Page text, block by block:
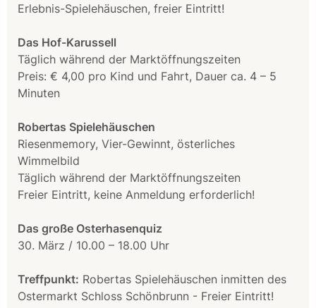
Erlebnis-Spielehäuschen, freier Eintritt!
Das Hof-Karussell
Täglich während der Marktöffnungszeiten
Preis: € 4,00 pro Kind und Fahrt, Dauer ca. 4 – 5
Minuten
Robertas Spielehäuschen
Riesenmemory, Vier-Gewinnt, österliches
Wimmelbild
Täglich während der Marktöffnungszeiten
Freier Eintritt, keine Anmeldung erforderlich!
Das große Osterhasenquiz
30. März / 10.00 – 18.00 Uhr
Treffpunkt: Robertas Spielehäuschen inmitten des
Ostermarkt Schloss Schönbrunn - Freier Eintritt!